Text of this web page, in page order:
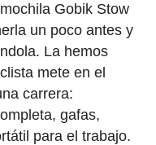
Gobik Stow
un poco antes y
La hemos
mete en el
carrera:
gafas,
para el trabajo.